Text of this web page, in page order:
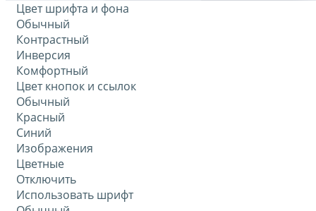
Цвет шрифта и фона
Обычный
Контрастный
Инверсия
Комфортный
Цвет кнопок и ссылок
Обычный
Красный
Синий
Изображения
Цветные
Отключить
Использовать шрифт